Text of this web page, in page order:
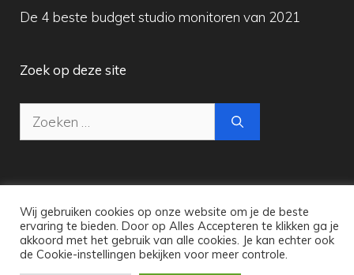
De 4 beste budget studio monitoren van 2021
Zoek op deze site
Zoek
naar:
Copyright © 2026 Maak Digitale Muziek
Wij gebruiken cookies op onze website om je de beste
ervaring te bieden. Door op Alles Accepteren te klikken ga je
akkoord met het gebruik van alle cookies. Je kan echter ook
de Cookie-instellingen bekijken voor meer controle.